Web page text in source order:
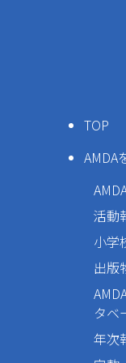
TOP
AMDA
活動
小学
出版
タベ
年次